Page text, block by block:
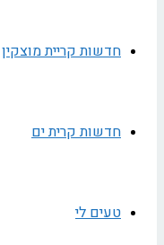
חדשות קריית מוצקין
חדשות קרית ים
טעים לי